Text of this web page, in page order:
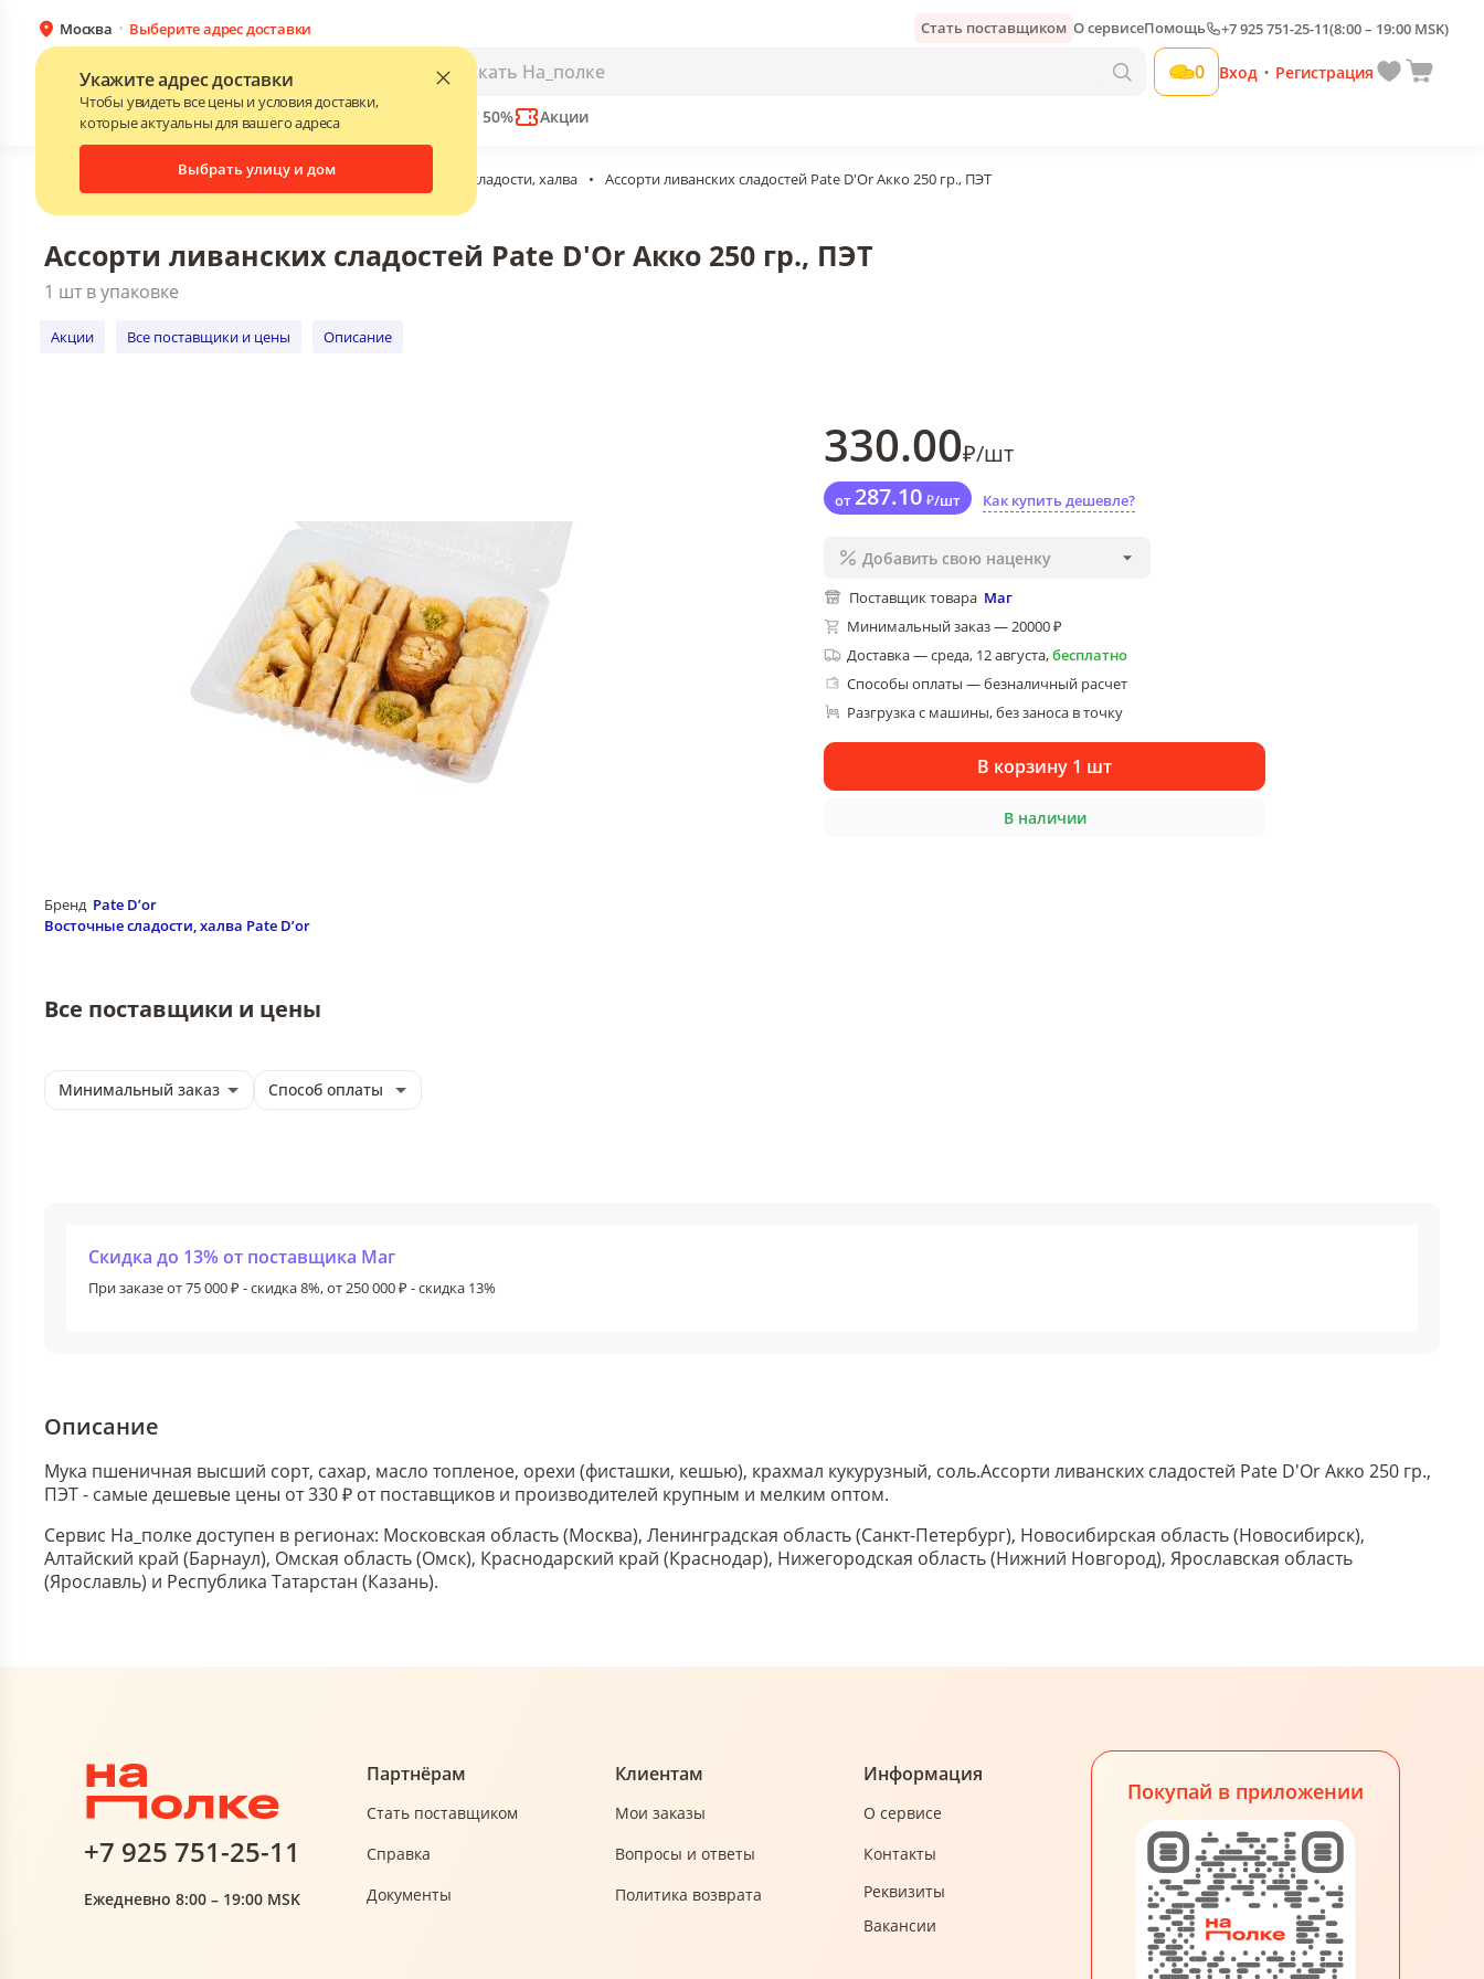
Москва Выберите адрес доставки
Укажите адрес доставки
Чтобы увидеть все цены и условия доставки,
которые актуальны для вашего адреса
Выбрать улицу и дом
Стать поставщиком О сервисеПомощь +7 925 751-25-11(8:00 – 19:00 MSK)
Каталог 0 Вход • Регистрация
БрендыПрайс-листы поставщиков Скидки до 50% Акции
Каталог • Кондитерские изделия Восточные сладости, халва • Ассорти ливанских сладостей Pate D'Or Акко 250 гр., ПЭТ
Ассорти ливанских сладостей Pate D'Or Акко 250 гр., ПЭТ
Акции Все поставщики и цены
Добавить свою наценку
Ассорти ливанских сладостей Pate D'Or Акко 250 гр., ПЭТ
1 шт в упаковке
Акции Все поставщики и цены Описание
Бренд Pate D’or
Восточные сладости, халва Pate D’or
330.00₽/шт
от 287.10 ₽/шт Как купить дешевле?
Добавить свою наценку
Поставщик товара Маг
Минимальный заказ — 20000 ₽
Доставка—среда, 12 августа,бесплатно
Способы оплаты — безналичный расчет
Разгрузка с машины, без заноса в точку
В корзину 1 шт
В наличии
Все поставщики и цены
Минимальный заказ Способ оплаты
Скидка до 13% от поставщика Маг
При заказе от 75 000 ₽ - скидка 8%, от 250 000 ₽ - скидка 13%
Описание
Мука пшеничная высший сорт, сахар, масло топленое, орехи (фисташки, кешью), крахмал кукурузный, соль.Ассорти ливанских сладостей Pate D'Or Акко 250 гр.,
ПЭТ - самые дешевые цены от 330 ₽ от поставщиков и производителей крупным и мелким оптом.
Сервис На_полке доступен в регионах: Московская область (Москва), Ленинградская область (Санкт-Петербург), Новосибирская область (Новосибирск),
Алтайский край (Барнаул), Омская область (Омск), Краснодарский край (Краснодар), Нижегородская область (Нижний Новгород), Ярославская область
(Ярославль) и Республика Татарстан (Казань).
+7 925 751-25-11
Ежедневно 8:00 – 19:00 MSK
Партнёрам
Стать поставщиком
Справка
Документы
Клиентам
Мои заказы
Вопросы и ответы
Политика возврата
Информация
О сервисе
Контакты
Реквизиты
Вакансии
Покупай в приложении